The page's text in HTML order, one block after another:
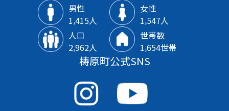
男性
1‚415人
女性
1‚547人
人口
2‚962人
世帯数
1‚654世帯
梼原町公式SNS